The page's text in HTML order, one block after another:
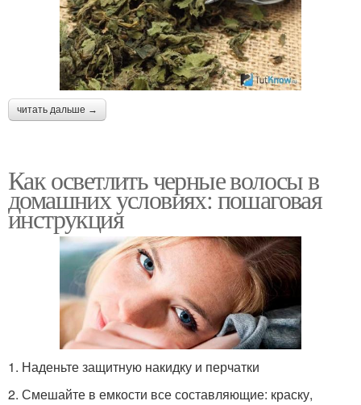
читать дальше →
Как осветлить черные волосы в
домашних условиях: пошаговая
инструкция
1. Наденьте защитную накидку и перчатки
2. Смешайте в емкости все составляющие: краску,